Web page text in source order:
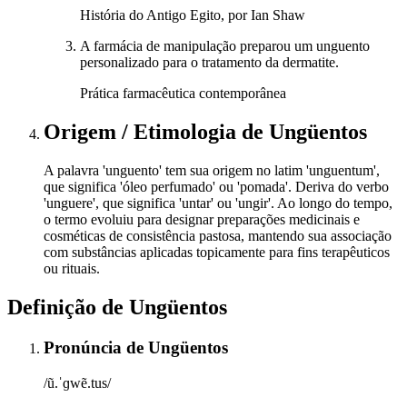
História do Antigo Egito, por Ian Shaw
A farmácia de manipulação preparou um unguento
personalizado para o tratamento da dermatite.
Prática farmacêutica contemporânea
Origem / Etimologia de Ungüentos
A palavra 'unguento' tem sua origem no latim 'unguentum',
que significa 'óleo perfumado' ou 'pomada'. Deriva do verbo
'unguere', que significa 'untar' ou 'ungir'. Ao longo do tempo,
o termo evoluiu para designar preparações medicinais e
cosméticas de consistência pastosa, mantendo sua associação
com substâncias aplicadas topicamente para fins terapêuticos
ou rituais.
Definição de Ungüentos
Pronúncia de Ungüentos
/ũ.ˈɡwẽ.tus/